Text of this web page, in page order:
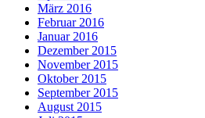
März 2016
Februar 2016
Januar 2016
Dezember 2015
November 2015
Oktober 2015
September 2015
August 2015